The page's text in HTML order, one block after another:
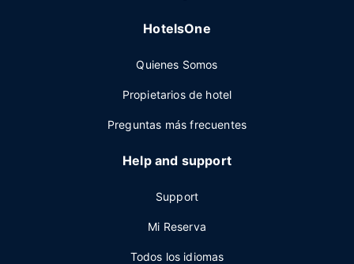
HotelsOne
Quienes Somos
Propietarios de hotel
Preguntas más frecuentes
Help and support
Support
Mi Reserva
Todos los idiomas